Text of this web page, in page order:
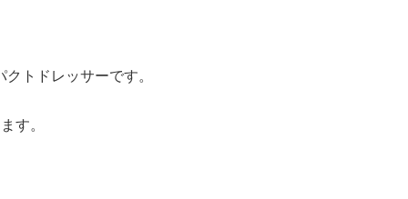
トドレッサーです。
す。